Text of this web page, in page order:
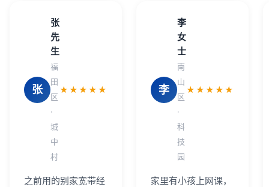
张
张
先
生
福
田
区
·
城
中
村
★★★★★
之前用的别家宽带经
李
李
女
士
南
山
区
·
科
技
园
★★★★★
家里有小孩上网课，